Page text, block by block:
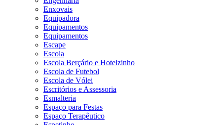
Enxovais
Equipadora
Equipamentos
Equipamentos
Escape
Escola
Escola Berçário e Hotelzinho
Escola de Futebol
Escola de Vólei
Escritórios e Assessoria
Esmalteria
Espaço para Festas
Espaço Terapêutico